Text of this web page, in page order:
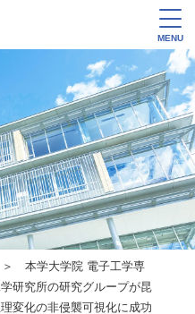
MENU
本学大学院 電子工学専
研究所の研究グループが昆
変化の非侵襲可視化に成功